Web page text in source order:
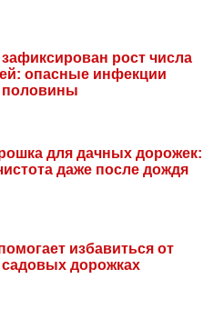
рост числа
опасные инфекции
для дачных дорожек:
даже после дождя
избавиться от
дорожках